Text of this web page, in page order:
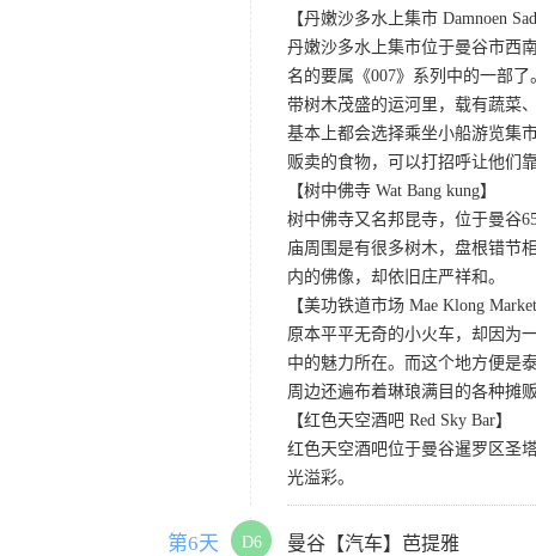
【丹嫩沙多水上集市 Damnoen
丹嫩沙多水上集市位于曼谷市西
名的要属《007》系列中的一部
带树木茂盛的运河里，载有蔬菜
基本上都会选择乘坐小船游览集
贩卖的食物，可以打招呼让他们
【树中佛寺 Wat Bang kung】
树中佛寺又名邦昆寺，位于曼谷
庙周围是有很多树木，盘根错节
内的佛像，却依旧庄严祥和。
【美功铁道市场 Mae Klong
原本平平无奇的小火车，却因为
中的魅力所在。而这个地方便是
周边还遍布着琳琅满目的各种摊
【红色天空酒吧 Red Sky Bar】
红色天空酒吧位于曼谷暹罗区圣
光溢彩。
第6天 D6 曼谷【汽车】芭提雅